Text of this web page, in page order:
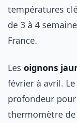
températures
de 3 à 4
France.
Les oignons
février à avril.
profondeur
thermomètre